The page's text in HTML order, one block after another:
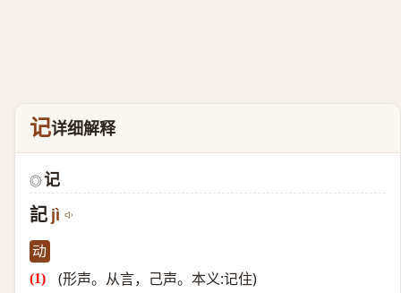
记详细解释
◎ 记
記 jì
动
(形声。从言，己声。本义:记住)